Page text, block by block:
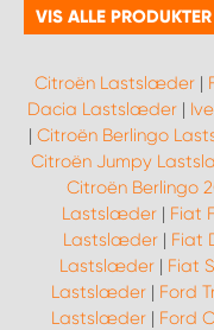
VIS ALLE
Citroën Lastslæder|
Dacia Lastslæder |
| Citroën Berlingo
Citroën Jumpy
Citroën Berlingo
Lastslæder| Fiat
Lastslæder | Fiat
Lastslæder | Fiat
Lastslæder| Ford
Lastslæder | Ford